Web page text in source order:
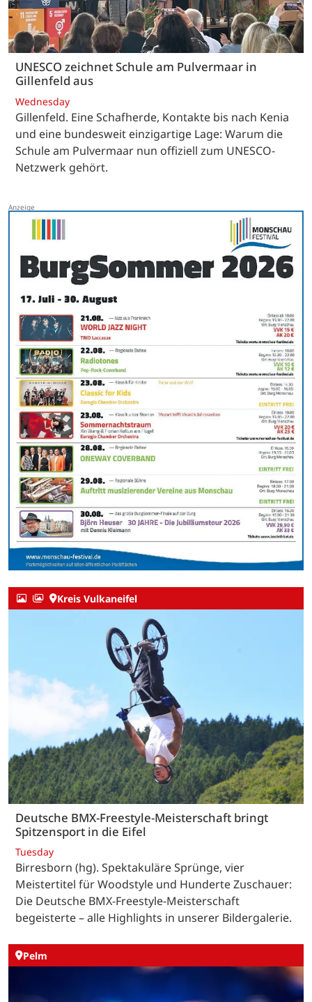
UNESCO zeichnet Schule am Pulvermaar in
Gillenfeld aus
Wednesday
Gillenfeld. Eine Schafherde, Kontakte bis nach Kenia
und eine bundesweit einzigartige Lage: Warum die
Schule am Pulvermaar nun offiziell zum UNESCO-
Netzwerk gehört.
Kreis Vulkaneifel
Deutsche BMX-Freestyle-Meisterschaft bringt
Spitzensport in die Eifel
Tuesday
Birresborn (hg). Spektakuläre Sprünge, vier
Meistertitel für Woodstyle und Hunderte Zuschauer:
Die Deutsche BMX-Freestyle-Meisterschaft
begeisterte – alle Highlights in unserer Bildergalerie.
Pelm